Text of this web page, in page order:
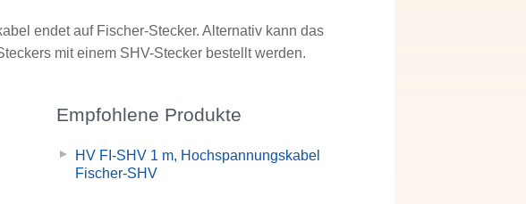
endet auf Fischer-Stecker. Alternativ kann das
mit einem SHV-Stecker bestellt werden.
Empfohlene Produkte
HV FI-SHV 1 m, Hochspannungskabel
Fischer-SHV